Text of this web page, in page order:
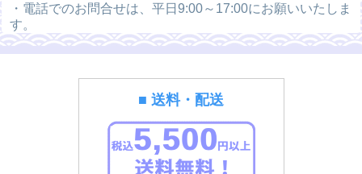
・電話でのお問合せは、平日9:00～17:00にお願いいたしま
す。
■ 送料・配送